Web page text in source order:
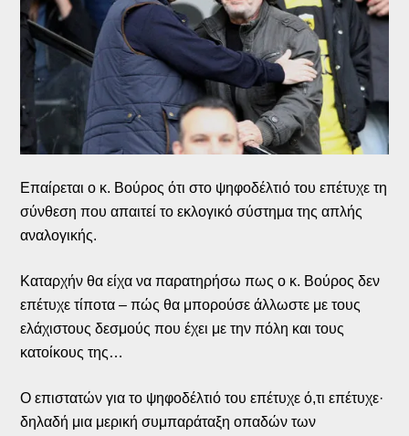
Επαίρεται ο κ. Βούρος ότι στο ψηφοδέλτιό του επέτυχε τη
σύνθεση που απαιτεί το εκλογικό σύστημα της απλής
αναλογικής.
Καταρχήν θα είχα να παρατηρήσω πως ο κ. Βούρος δεν
επέτυχε τίποτα – πώς θα μπορούσε άλλωστε με τους
ελάχιστους δεσμούς που έχει με την πόλη και τους
κατοίκους της…
Ο επιστατών για το ψηφοδέλτιό του επέτυχε ό,τι επέτυχε·
δηλαδή μια μερική συμπαράταξη οπαδών των